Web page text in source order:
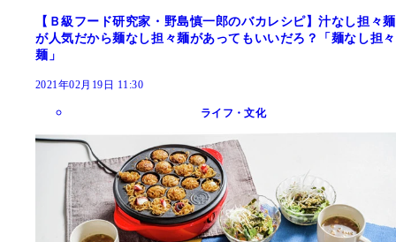
【Ｂ級フード研究家・野島慎一郎のバカレシピ】汁なし担々麺
が人気だから麺なし担々麺があってもいいだろ？「麺なし担々
麺」
2021年02月19日 11:30
ライフ・文化